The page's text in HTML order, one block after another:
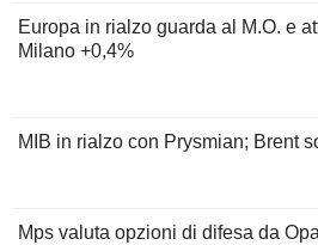
Europa in rialzo guarda al M.O. e
Milano +0,4%
MIB in rialzo con Prysmian; Brent
Mps valuta opzioni di difesa da